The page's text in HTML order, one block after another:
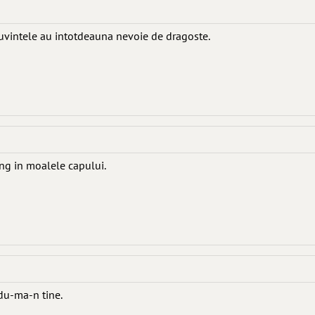
au intotdeauna nevoie de dragoste.
in moalele capului.
ma-n tine.